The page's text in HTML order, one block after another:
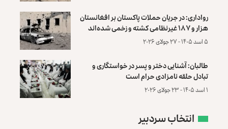
رواداری: در جریان حملات پاکستان بر افغانستان
هزار و ۱۸۷ غیرنظامی کشته و زخمی شده‌اند
۵ اسد ۱۴۰۵ - ۲۷ جولای ۲۰۲۶
طالبان: آشنایی دختر و پسر در خواستگاری و
تبادل حلقه نامزادی حرام است
۱ اسد ۱۴۰۵ - ۲۳ جولای ۲۰۲۶
انتخاب سردبیر